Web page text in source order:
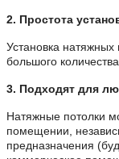
2. Простота
Установка натяжных
большого
3. Подходят для
Натяжные потолки
помещении,
предназначения